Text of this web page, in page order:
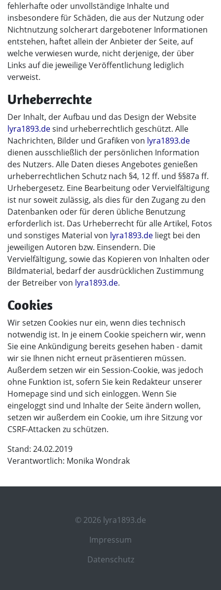
fehlerhafte oder unvollständige Inhalte und
insbesondere für Schäden, die aus der Nutzung oder
Nichtnutzung solcherart dargebotener Informationen
entstehen, haftet allein der Anbieter der Seite, auf
welche verwiesen wurde, nicht derjenige, der über
Links auf die jeweilige Veröffentlichung lediglich
verweist.
Urheberrechte
Der Inhalt, der Aufbau und das Design der Website
lyra1893.desind urheberrechtlich geschützt. Alle
Nachrichten, Bilder und Grafiken von lyra1893.de
dienen ausschließlich der persönlichen Information
des Nutzers. Alle Daten dieses Angebotes genießen
urheberrechtlichen Schutz nach §4, 12 ff. und §§87a ff.
Urhebergesetz. Eine Bearbeitung oder Vervielfältigung
ist nur soweit zulässig, als dies für den Zugang zu den
Datenbanken oder für deren übliche Benutzung
erforderlich ist. Das Urheberrecht für alle Artikel, Fotos
und sonstiges Material von lyra1893.de liegt bei den
jeweiligen Autoren bzw. Einsendern. Die
Vervielfältigung, sowie das Kopieren von Inhalten oder
Bildmaterial, bedarf der ausdrücklichen Zustimmung
der Betreiber von lyra1893.de.
Cookies
Wir setzen Cookies nur ein, wenn dies technisch
notwendig ist. In je einem Cookie speichern wir, wenn
Sie eine Ankündigung bereits gesehen haben - damit
wir sie Ihnen nicht erneut präsentieren müssen.
Außerdem setzen wir ein Session-Cookie, was jedoch
ohne Funktion ist, sofern Sie kein Redakteur unserer
Homepage sind und sich einloggen. Wenn Sie
eingeloggt sind und Inhalte der Seite ändern wollen,
setzen wir außerdem ein Cookie, um ihre Sitzung vor
CSRF-Attacken zu schützen.
Stand: 24.02.2019
Verantwortlich: Monika Wondrak
© 2026 lyra1893.de
Impressum
Datenschutz